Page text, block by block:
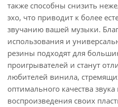
также способны снизить
эхо, что приводит к более
звучанию вашей музыки.
использования и
резины подходят для
проигрывателей и станут
любителей винила,
оптимального качества
воспроизведения своих